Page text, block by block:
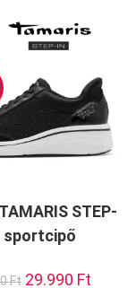
STEP-
sportcipő
Ft Original
29.990 Ft